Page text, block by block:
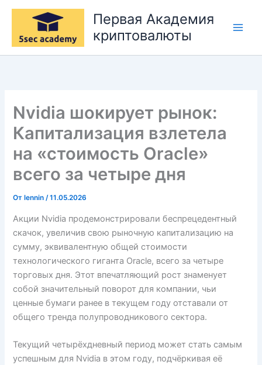
Перейти
содержимому
Первая Академия
криптовалюты
Nvidia шокирует рынок:
Капитализация взлетела
на «стоимость Oracle»
всего за четыре дня
От lennin/11.05.2026
Акции Nvidia продемонстрировали беспрецедентный
скачок, увеличив свою рыночную капитализацию на
сумму, эквивалентную общей стоимости
технологического гиганта Oracle, всего за четыре
торговых дня. Этот впечатляющий рост знаменует
собой значительный поворот для компании, чьи
ценные бумаги ранее в текущем году отставали от
общего тренда полупроводникового сектора.
Текущий четырёхдневный период может стать самым
успешным для Nvidia в этом году, подчёркивая её